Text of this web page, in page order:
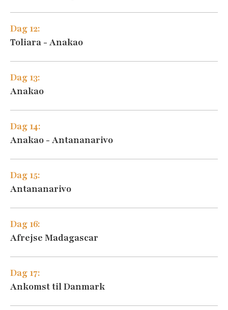
Dag 12:
Toliara - Anakao
Dag 13:
Anakao
Dag 14:
Anakao - Antananarivo
Dag 15:
Antananarivo
Dag 16:
Afrejse Madagascar
Dag 17:
Ankomst til Danmark